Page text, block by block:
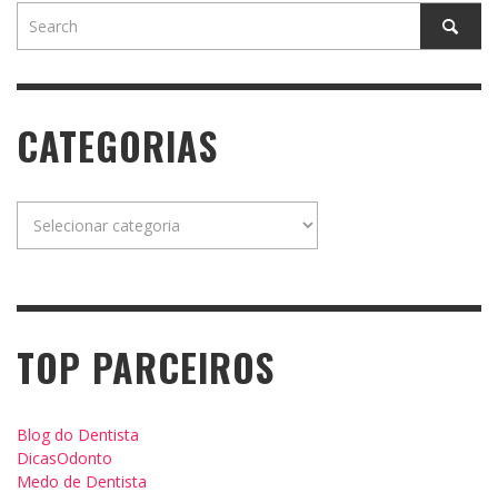
CATEGORIAS
TOP PARCEIROS
Blog do Dentista
DicasOdonto
Medo de Dentista